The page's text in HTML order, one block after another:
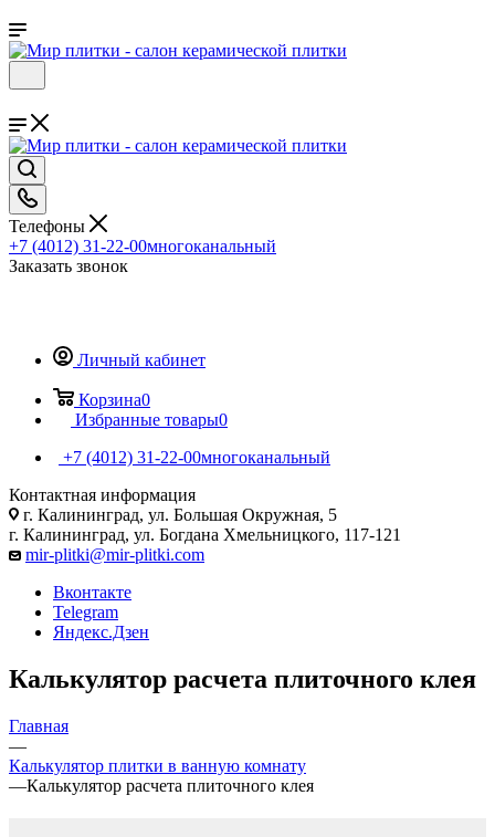
Телефоны
+7 (4012) 31-22-00многоканальный
Заказать звонок
Личный кабинет
Корзина0
Избранные товары0
+7 (4012) 31-22-00многоканальный
Контактная информация
г. Калининград, ул. Большая Окружная, 5
г. Калининград, ул. Богдана Хмельницкого, 117-121
mir-plitki@mir-plitki.com
Вконтакте
Telegram
Яндекс.Дзен
Калькулятор расчета плиточного клея
Главная
—
Калькулятор плитки в ванную комнату
—Калькулятор расчета плиточного клея